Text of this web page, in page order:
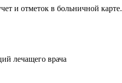
и отметок в больничной карте.
лечащего врача